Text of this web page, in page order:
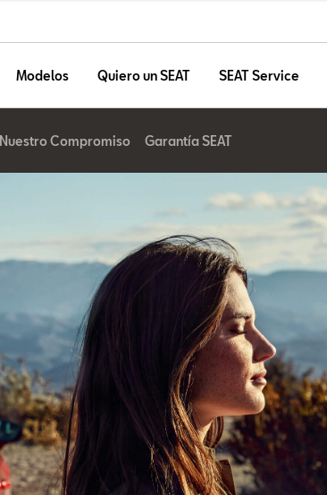
Modelos Quiero un SEAT SEAT Service
Nuestro Compromiso Garantía SEAT